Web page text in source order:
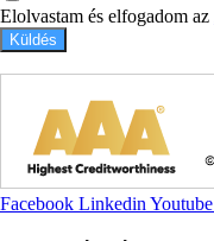
Elolvastam és elfogadom az
Küldés
Facebook Linkedin Youtube